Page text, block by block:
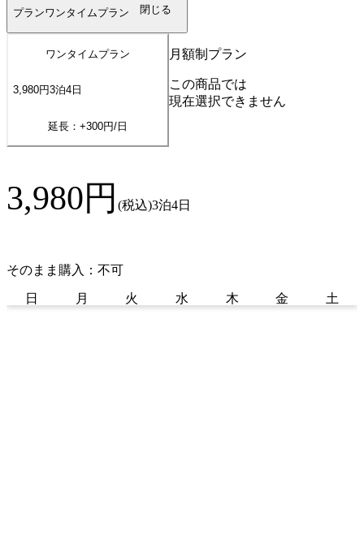
プランワンタイムプラン 閉じる
ワンタイムプラン
3,980円3泊4 日
延長：+300円/日
月額制プラン
この商品では
現在選択できません
3,980円 (税込)3泊4日
そのまま購入：不可
日 月 火 水 木 金 土